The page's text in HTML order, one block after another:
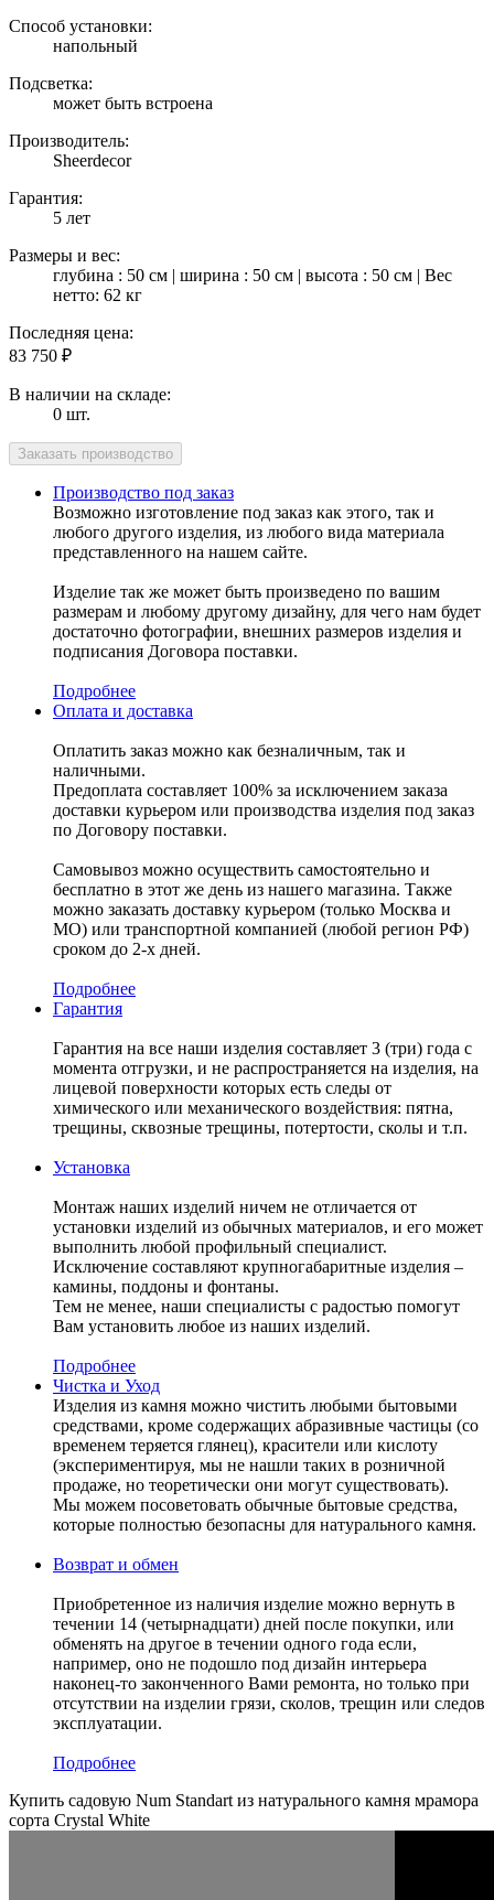
Способ установки:
напольный
Подсветка:
может быть встроена
Производитель:
Sheerdecor
Гарантия:
5 лет
Размеры и вес:
глубина : 50 см | ширина : 50 см | высота : 50 см | Вес
нетто: 62 кг
Последняя цена:
83 750 ₽
В наличии на складе:
0 шт.
Производство под заказ
Возможно изготовление под заказ как этого, так и
любого другого изделия, из любого вида материала
представленного на нашем сайте.
Изделие так же может быть произведено по вашим
размерам и любому другому дизайну, для чего нам будет
достаточно фотографии, внешних размеров изделия и
подписания Договора поставки.
Подробнее
Оплата и доставка
Оплатить заказ можно как безналичным, так и
наличными.
Предоплата составляет 100% за исключением заказа
доставки курьером или производства изделия под заказ
по Договору поставки.
Самовывоз можно осуществить самостоятельно и
бесплатно в этот же день из нашего магазина. Также
можно заказать доставку курьером (только Москва и
МО) или транспортной компанией (любой регион РФ)
сроком до 2-х дней.
Подробнее
Гарантия
Гарантия на все наши изделия составляет 3 (три) года с
момента отгрузки, и не распространяется на изделия, на
лицевой поверхности которых есть следы от
химического или механического воздействия: пятна,
трещины, сквозные трещины, потертости, сколы и т.п.
Установка
Монтаж наших изделий ничем не отличается от
установки изделий из обычных материалов, и его может
выполнить любой профильный специалист.
Исключение составляют крупногабаритные изделия –
камины, поддоны и фонтаны.
Тем не менее, наши специалисты с радостью помогут
Вам установить любое из наших изделий.
Подробнее
Чистка и Уход
Изделия из камня можно чистить любыми бытовыми
средствами, кроме содержащих абразивные частицы (со
временем теряется глянец), красители или кислоту
(экспериментируя, мы не нашли таких в розничной
продаже, но теоретически они могут существовать).
Мы можем посоветовать обычные бытовые средства,
которые полностью безопасны для натурального камня.
Возврат и обмен
Приобретенное из наличия изделие можно вернуть в
течении 14 (четырнадцати) дней после покупки, или
обменять на другое в течении одного года если,
например, оно не подошло под дизайн интерьера
наконец-то законченного Вами ремонта, но только при
отсутствии на изделии грязи, сколов, трещин или следов
эксплуатации.
Подробнее
Купить садовую Num Standart из натурального камня мрамора
сорта Crystal White